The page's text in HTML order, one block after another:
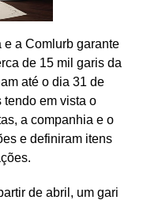
e a Comlurb garante
de 15 mil garis da
até o dia 31 de
tendo em vista o
a companhia e o
e definiram itens
de abril, um gari